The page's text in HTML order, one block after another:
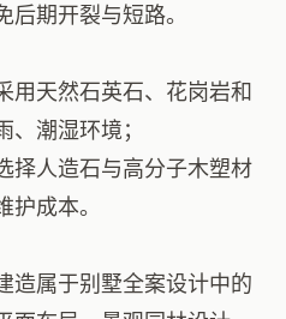
期开裂与短路。
用天然石英石、花岗岩和
、潮湿环境；
择人造石与高分子木塑材
成本。
造属于别墅全案设计中的